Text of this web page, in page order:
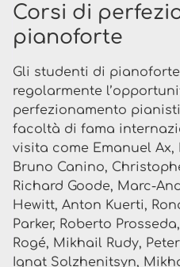
Corsi di
pianoforte
Gli studenti di
regolarmente
perfezionamento
facoltà di fama
visita come Emanuel Ax,
Bruno Canino,
Richard Goode, Marc-
Hewitt, Anton Kuerti,
Parker, Roberto
Rogé, Mikhail Rudy,
Ignat Solzhenitsyn,